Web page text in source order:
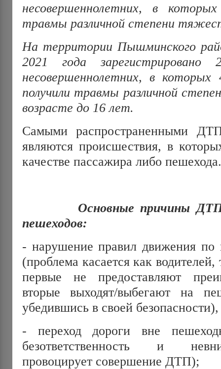
несовершеннолетних, в
травмы различной степени
На территории Пышминского
2021 года
несовершеннолетних, в которых
получили травмы различной
возрасте до 16 лет.
Самыми распространенными
являются происшествия, в
качестве пассажира либо пешехода.
Основные причины
пешеходов:
- нарушение правил движения по
(проблема касается как
первые не предоставляют
вторые выходят/выбегают на
убедившись в своей безопасности),
- переход дороги вне
безответственность и
провоцирует совершение ДТП);